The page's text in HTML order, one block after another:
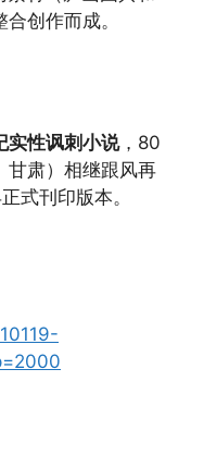
创作而成。
实性讽刺小说，80
甘肃）相继跟风再
式刊印版本。